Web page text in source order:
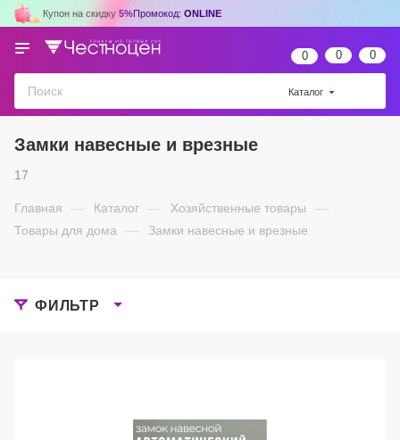
Купон на скидку 5%Промокод: ONLINE
0 0 0
Каталог
Замки навесные и врезные
17
Главная — Каталог — Хозяйственные товары —
Товары для дома — Замки навесные и врезные
ФИЛЬТР